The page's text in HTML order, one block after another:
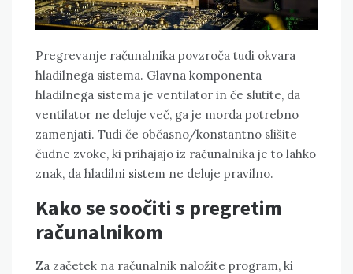
Pregrevanje računalnika povzroča tudi okvara
hladilnega sistema. Glavna komponenta
hladilnega sistema je ventilator in če slutite, da
ventilator ne deluje več, ga je morda potrebno
zamenjati. Tudi če občasno/konstantno slišite
čudne zvoke, ki prihajajo iz računalnika je to lahko
znak, da hladilni sistem ne deluje pravilno.
Kako se soočiti s pregretim
računalnikom
Za začetek na računalnik naložite program, ki